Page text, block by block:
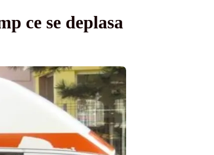
ce se deplasa